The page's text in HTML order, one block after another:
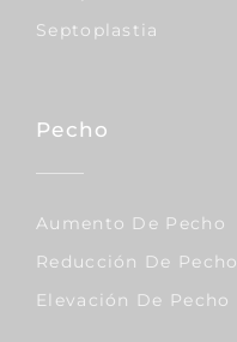
Septoplastia
Pecho
Aumento De Pecho
Reducción De Pecho
Elevación De Pecho